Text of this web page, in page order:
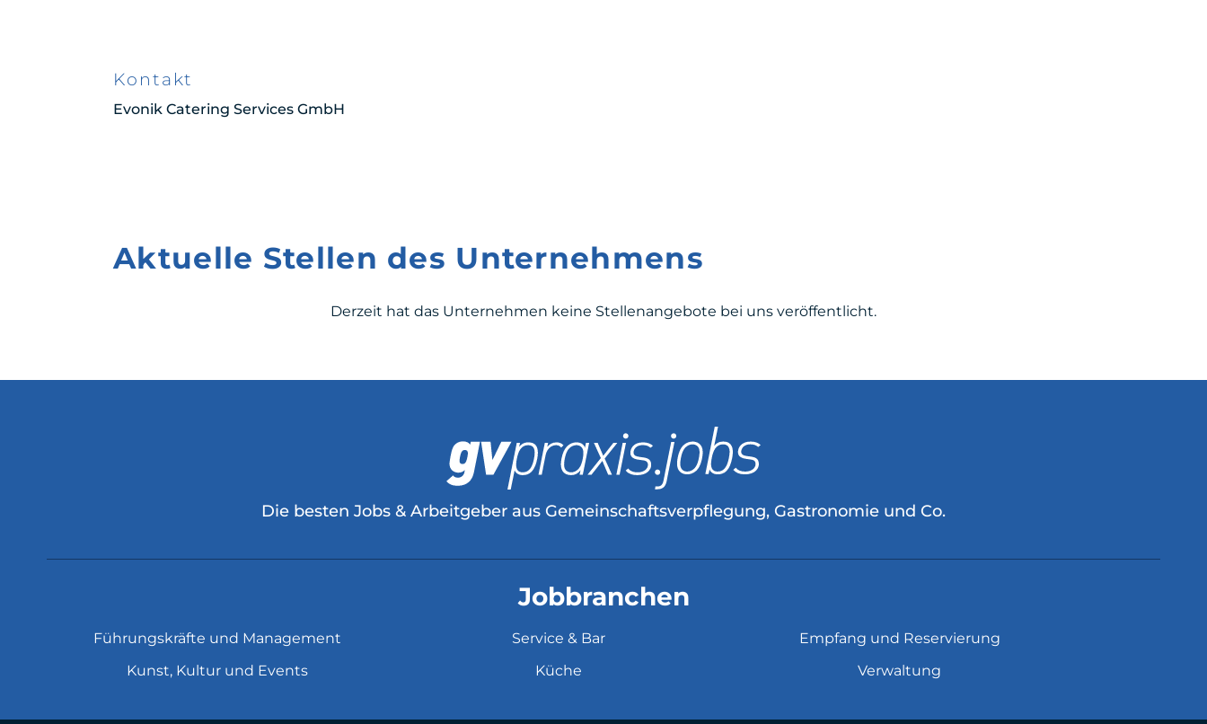
Kontakt
Evonik Catering Services GmbH
Aktuelle Stellen des Unternehmens
Derzeit hat das Unternehmen keine Stellenangebote bei uns veröffentlicht.
Die besten Jobs & Arbeitgeber aus Gemeinschaftsverpflegung, Gastronomie und Co.
Jobbranchen
Führungskräfte und Management
Kunst, Kultur und Events
Service & Bar
Küche
Empfang und Reservierung
Verwaltung